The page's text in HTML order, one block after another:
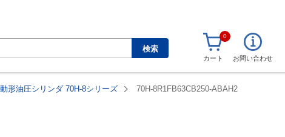
検索
0
カート お問い合わせ
形油圧シリンダ 70H-8シリーズ 70H-8R1FB63CB250-ABAH2